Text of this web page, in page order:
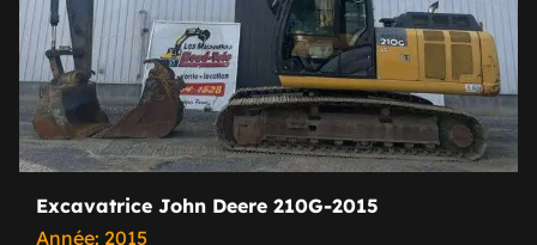
Excavatrice John Deere 210G-2015
Année: 2015